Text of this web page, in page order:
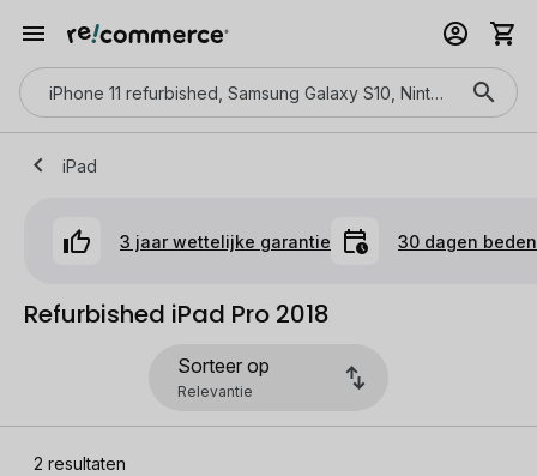
iPad
3 jaar wettelijke garantie 30 dagen
Refurbished iPad Pro 2018
Sorteer op
2 resultaten